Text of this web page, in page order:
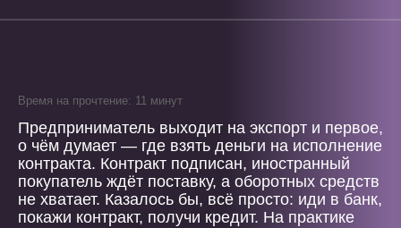
Время на прочтение: 11 минут
Предприниматель выходит на экспорт и первое,
о чём думает — где взять деньги на исполнение
контракта. Контракт подписан, иностранный
покупатель ждёт поставку, а оборотных средств
не хватает. Казалось бы, всё просто: иди в банк,
покажи контракт, получи кредит. На практике